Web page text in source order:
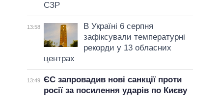
СЗР
13:58
В Україні 6 серпня
зафіксували температурні
рекорди у 13 обласних
центрах
13:49 ЄС запровадив нові санкції проти
росії за посилення ударів по Києву